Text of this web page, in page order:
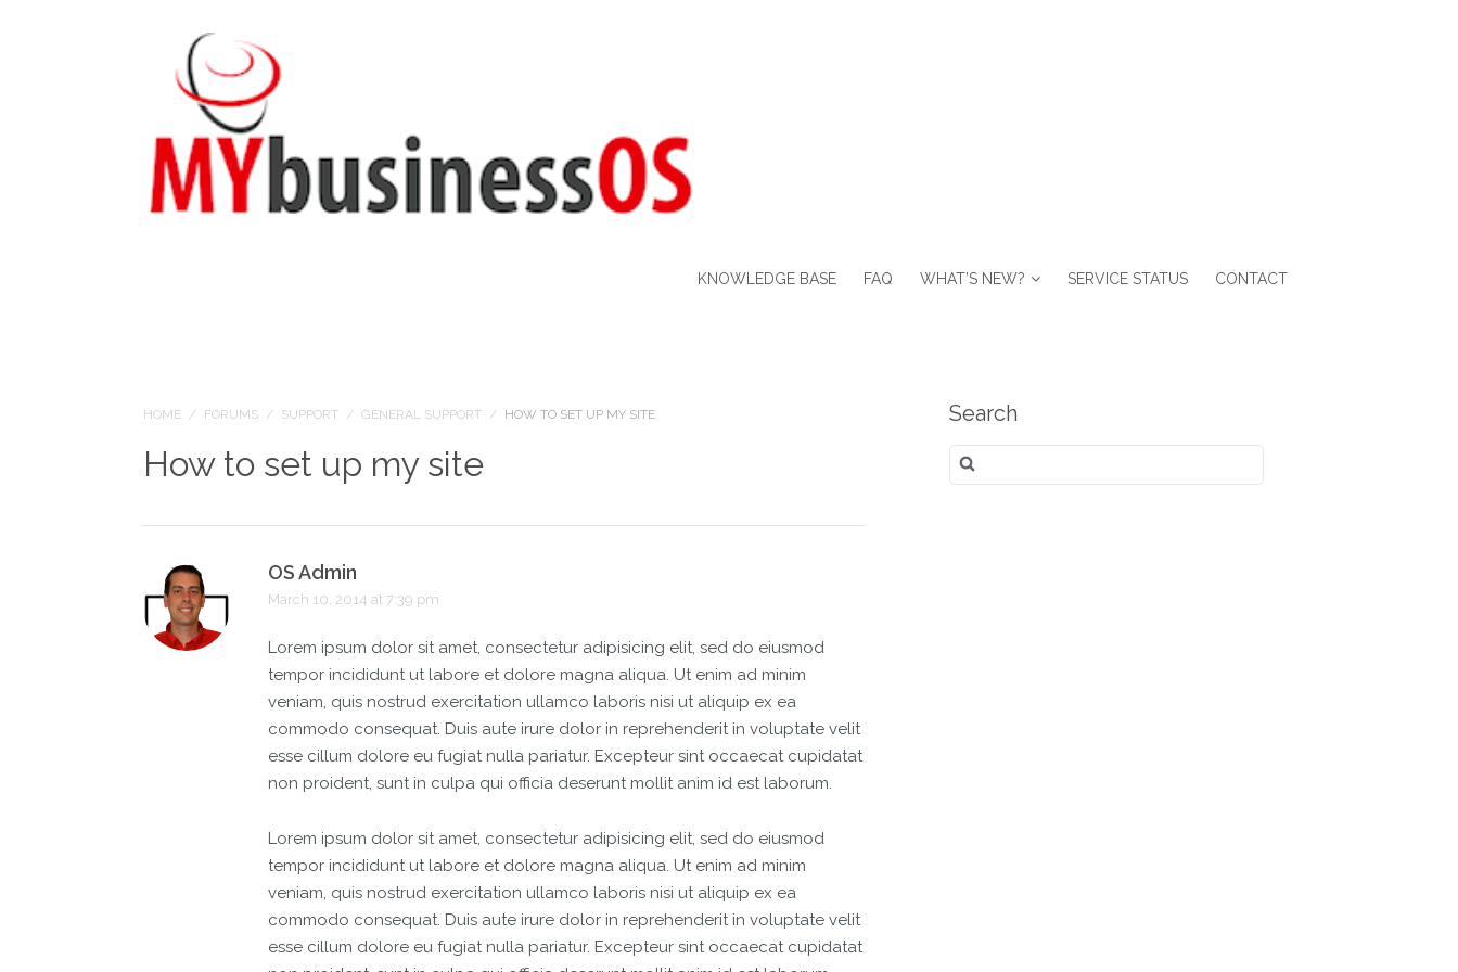
KNOWLEDGE BASE FAQ WHAT’S NEW? SERVICE STATUS CONTACT
HOME / FORUMS / SUPPORT / GENERAL SUPPORT / HOW TO SET UP MY SITE
How to set up my site
OS Admin
March 10, 2014 at 7:39 pm
Lorem ipsum dolor sit amet, consectetur adipisicing elit, sed do eiusmod
tempor incididunt ut labore et dolore magna aliqua. Ut enim ad minim
veniam, quis nostrud exercitation ullamco laboris nisi ut aliquip ex ea
commodo consequat. Duis aute irure dolor in reprehenderit in voluptate velit
esse cillum dolore eu fugiat nulla pariatur. Excepteur sint occaecat cupidatat
non proident, sunt in culpa qui officia deserunt mollit anim id est laborum.
Lorem ipsum dolor sit amet, consectetur adipisicing elit, sed do eiusmod
tempor incididunt ut labore et dolore magna aliqua. Ut enim ad minim
veniam, quis nostrud exercitation ullamco laboris nisi ut aliquip ex ea
commodo consequat. Duis aute irure dolor in reprehenderit in voluptate velit
esse cillum dolore eu fugiat nulla pariatur. Excepteur sint occaecat cupidatat
Search
Search
for: